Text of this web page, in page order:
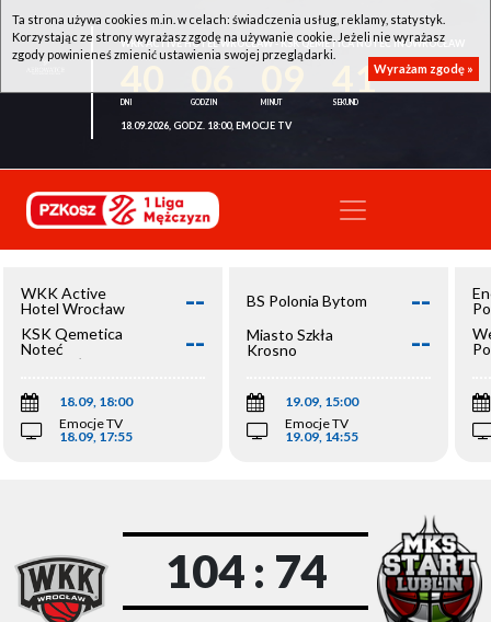
WKK ACTIVE HOTEL WROCŁAW - KSK QEMETICA NOTEĆ INOWROCŁAW
41
18.09.2026, GODZ. 18:00, EMOCJE TV
WKK Active
Hotel Wrocław
--
KSK Qemetica
Noteć
Inowrocław
--
18.09, 18:00
Emocje TV
18.09, 17:55
BS Polonia Bytom --
Miasto Szkła
Krosno
--
19.09, 15:00
Emocje TV
19.09, 14:55
104 : 74
Ta strona używa cookies m.in. w celach: świadczenia usług, reklamy, statystyk.
Korzystając ze strony wyrażasz zgodę na używanie cookie. Jeżeli nie wyrażasz
zgody powinieneś zmienić ustawienia swojej przeglądarki.
Wyrażam zgodę »